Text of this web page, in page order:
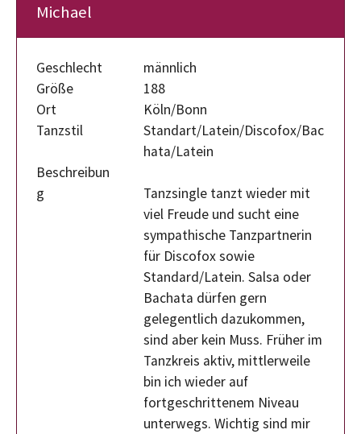
Michael
Geschlecht
männlich
Größe
188
Ort
Köln/Bonn
Tanzstil
Standart/Latein/Discofox/Bac
hata/Latein
Beschreibun
g
Tanzsingle tanzt wieder mit
viel Freude und sucht eine
sympathische Tanzpartnerin
für Discofox sowie
Standard/Latein. Salsa oder
Bachata dürfen gern
gelegentlich dazukommen,
sind aber kein Muss. Früher im
Tanzkreis aktiv, mittlerweile
bin ich wieder auf
fortgeschrittenem Niveau
unterwegs. Wichtig sind mir